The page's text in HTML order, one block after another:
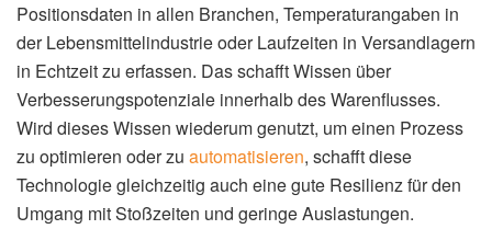
Positionsdaten in allen Branchen, Temperaturangaben in
der Lebensmittelindustrie oder Laufzeiten in Versandlagern
in Echtzeit zu erfassen. Das schafft Wissen über
Verbesserungspotenziale innerhalb des Warenflusses.
Wird dieses Wissen wiederum genutzt, um einen Prozess
zu optimieren oder zu automatisieren, schafft diese
Technologie gleichzeitig auch eine gute Resilienz für den
Umgang mit Stoßzeiten und geringe Auslastungen.